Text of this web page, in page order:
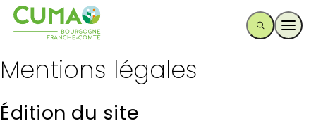
Mentions légales
Édition du site